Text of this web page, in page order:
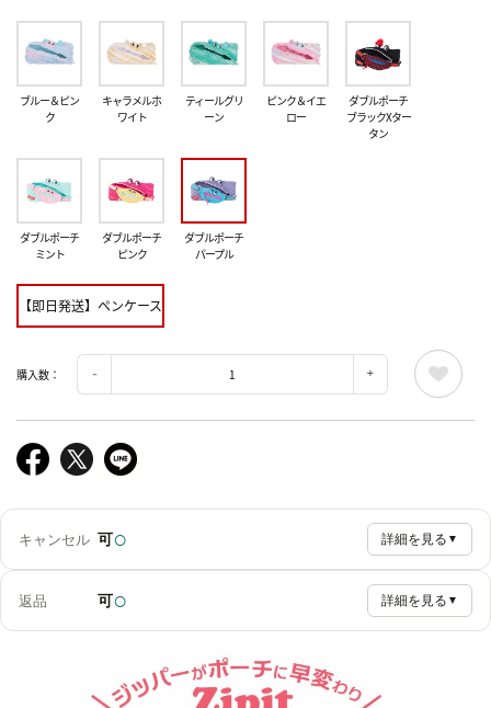
ブルー＆ピン
ク
キャラメルホ
ワイト
ティールグリ
ーン
ピンク＆イエ
ロー
ダブルポーチ
ブラックXター
タン
ダブルポーチ
ミント
ダブルポーチ
ピンク
ダブルポーチ
パープル
【即日発送】ペンケース
購入数：
キャンセル 可○ 詳細を見る ▼
返品 可○ 詳細を見る ▼